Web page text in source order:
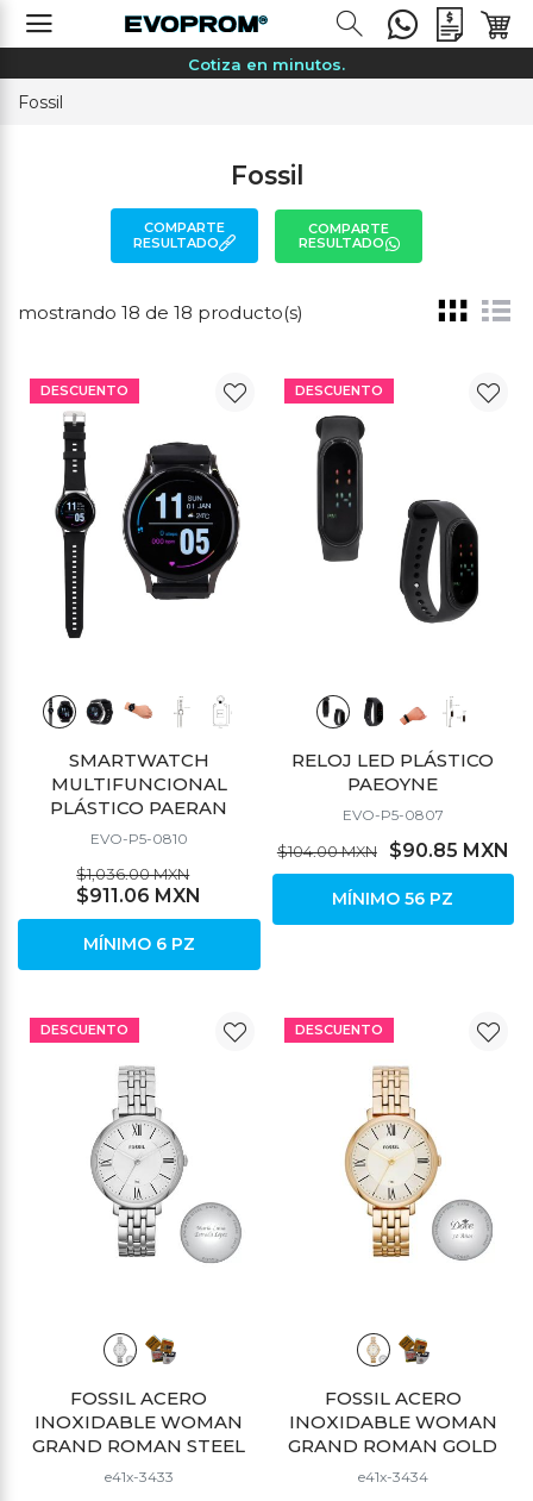
Merchandising sin complicaciones.
Cotiza en minutos.
Kits, eventos, activaciones.
Asesoría personalizada.
Cotiza por WhatsApp.
Precios sin sorpresas.
Kits, eventos, activaciones.
Entrega garantizada.
Asesoría personalizada.
Cotiza por WhatsApp.
Fossil
Fossil
COMPARTE
RESULTADO
COMPARTE
RESULTADO
mostrando 18 de 18 producto(s)
DESCUENTO
SMARTWATCH
MULTIFUNCIONAL
PLÁSTICO PAERAN
EVO-P5-0810
$1,036.00 MXN
$911.06 MXN
MÍNIMO 6 PZ
DESCUENTO
RELOJ LED PLÁSTICO
PAEOYNE
EVO-P5-0807
$104.00 MXN $90.85 MXN
MÍNIMO 56 PZ
DESCUENTO
FOSSIL ACERO
INOXIDABLE WOMAN
GRAND ROMAN STEEL
e41x-3433
DESCUENTO
FOSSIL ACERO
INOXIDABLE WOMAN
GRAND ROMAN GOLD
e41x-3434